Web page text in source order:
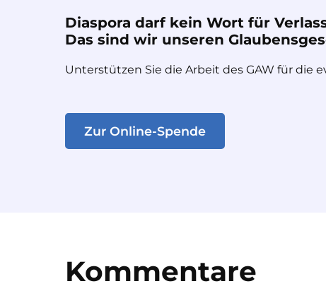
Diaspora darf kein Wort für
Das sind wir unseren
Unterstützen Sie die Arbeit des GAW für die
Zur Online-Spende
Kommentare